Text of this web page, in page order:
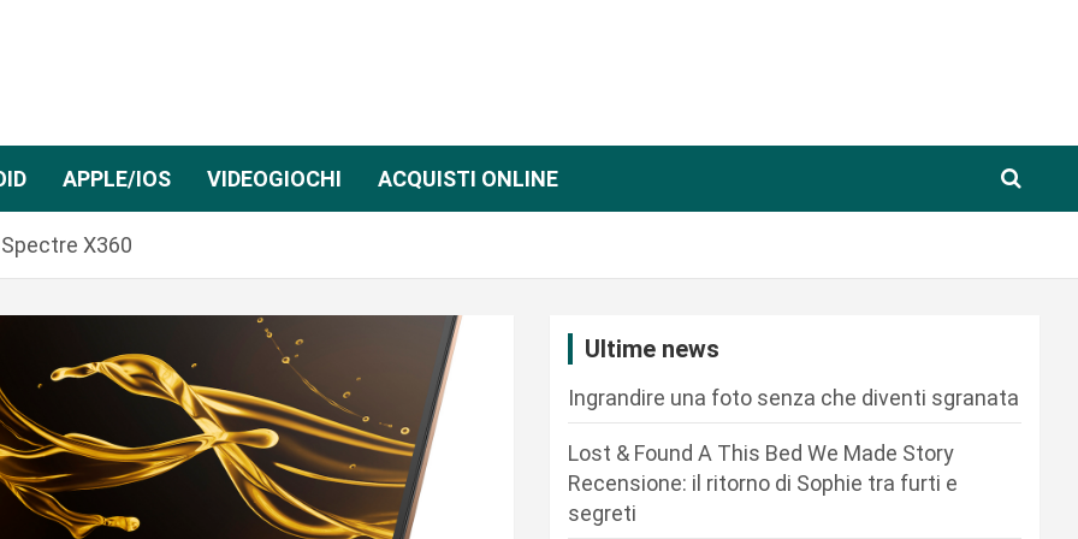
APPLE/IOS VIDEOGIOCHI ACQUISTI ONLINE
X360
Ultime news
Ingrandire una foto senza che diventi sgranata
Lost & Found A This Bed We Made Story
Recensione: il ritorno di Sophie tra furti e
segreti